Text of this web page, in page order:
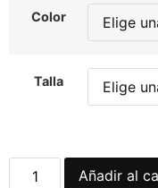
Color
Talla
Añadir al